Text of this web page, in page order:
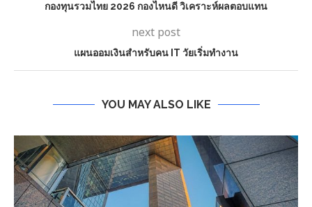
กองทุนรวมไทย 2026 กองไหนดี วิเคราะห์ผลตอบแทน
next post
แผนออมเงินสำหรับคน IT วัยเริ่มทำงาน
YOU MAY ALSO LIKE